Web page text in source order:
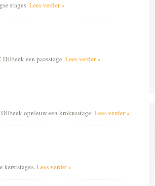
stages.Lees verder »
een paasstage.Lees verder »
opnieuw een krokusstage.Lees verder »
kerststages.Lees verder »